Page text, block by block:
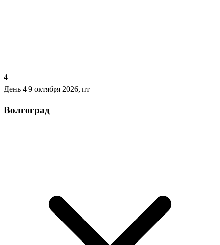
4
День 4 9 октября 2026, пт
Волгоград